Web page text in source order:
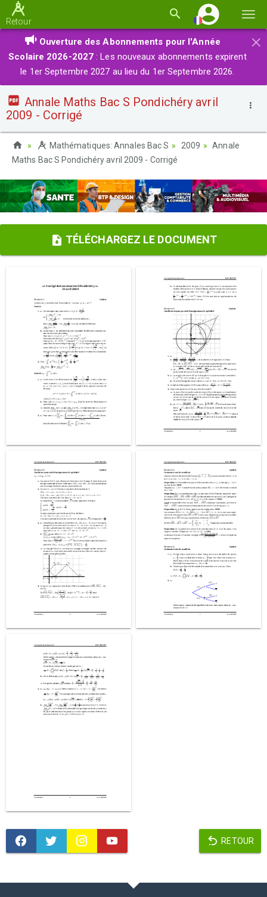
la
Retour
×
Ouverture des Abonnements pour l'Année
Scolaire 2026-2027 : Les nouveaux abonnements expirent
le 1er Septembre 2027 au lieu du 1er Septembre 2026.
Annale Maths Bac S Pondichéry avril
2009 - Corrigé
Mathématiques: Annales Bac S 2009
Annale
Maths Bac S Pondichéry avril 2009 - Corrigé
TÉLÉCHARGEZ LE DOCUMENT
RETOUR